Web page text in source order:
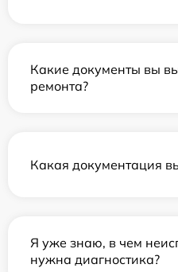
Какие документы вы
ремонта?
Какая документация
Я уже знаю, в чем
нужна диагностика?